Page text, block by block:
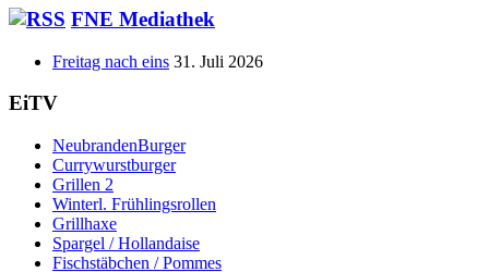
FNE Mediathek
Freitag nach eins 31. Juli 2026
EiTV
NeubrandenBurger
Currywurstburger
Grillen 2
Winterl. Frühlingsrollen
Grillhaxe
Spargel / Hollandaise
Fischstäbchen / Pommes